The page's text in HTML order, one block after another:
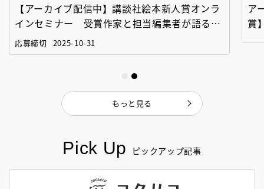
Pick Up ピックアップ記事
【アーカイブ配信中】講談社絵本新人賞オンラ
インセミナー 受賞作家と担当編集者が語る
「絵本創作実践講座」
応募締切 2025-10-31
ア
賞
もっと見る